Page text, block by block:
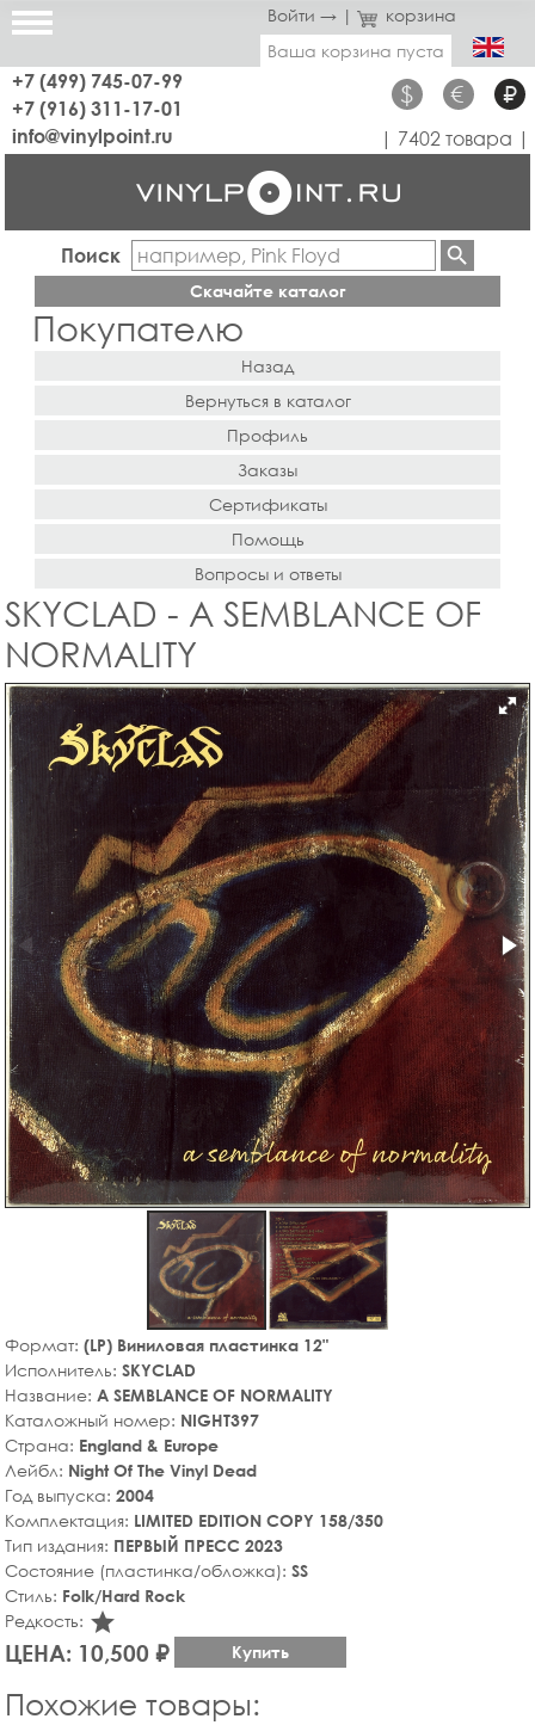
Войти → |
корзина
Ваша корзина пуста
+7 (499) 745-07-99
+7 (916) 311-17-01
$ € ₽
info@vinylpoint.ru | 7402 товара |
Поиск
Скачайте каталог
Покупателю
Назад
Вернуться в каталог
Профиль
Заказы
Сертификаты
Помощь
Вопросы и ответы
SKYCLAD - A SEMBLANCE OF
NORMALITY
Формат: (LP) Виниловая пластинка 12"
Исполнитель: SKYCLAD
Название: A SEMBLANCE OF NORMALITY
Каталожный номер: NIGHT397
Страна: England & Europe
Лейбл: Night Of The Vinyl Dead
Год выпуска: 2004
Комплектация: LIMITED EDITION COPY 158/350
Тип издания: ПЕРВЫЙ ПРЕСС 2023
Состояние (пластинка/обложка): SS
Стиль: Folk/Hard Rock
Редкость: star_rate
ЦЕНА: 10,500 ₽ Купить
Похожие товары: